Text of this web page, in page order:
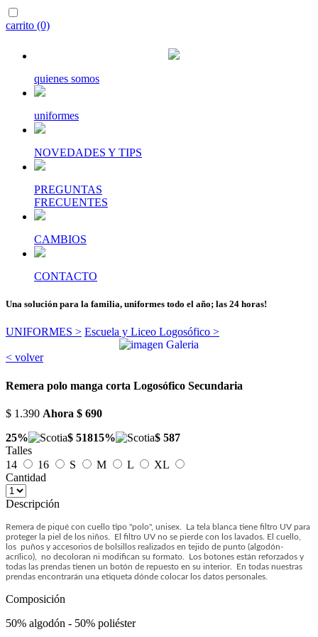
carrito (0)
quienes somos
uniformes
NOVEDADES Y TIPS
PREGUNTAS
FRECUENTES
CAMBIOS
CONTACTO
Una solución para la familia, uniformes todo el año; las 24 horas!
UNIFORMES > Escuela y Liceo Logosófico >
< volver
Remera polo manga corta Logosófico Secundaria
$ 1.390 Ahora $ 690
25%
$ 51815%
$ 587
Talles
14
16 S M L
XL
Cantidad
Descripción
Remera de piqué con cuello tipo "polo", unisex. La tela blanca tiene filtro UV para
proteger la piel de los niños. El filtro UV no se pierde con los lavados. El cuello,
los puños y accesorios de bolsillos realizados en tejido de punto (algodón-
acrílico), no decoloran ni modifican su formato. Los botones están reforzados y
todas las prendas tienen un botón de repuesto en su interior. En todas nuestras
prendas encontrarán una etiqueta dónde colocar los datos personales.
Composición
50% algodón - 50% poliéster